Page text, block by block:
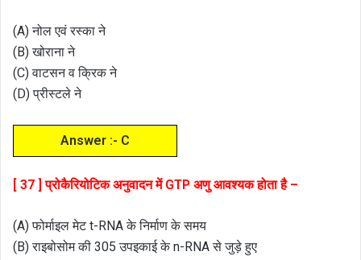
(A) नोल एवं रस्का ने
(B) खोराना ने
(C) वाटसन व क्रिक ने
(D) प्रीस्टले ने
Answer :- C
[ 37 ] प्रोकैरियोटिक अनुवादन में GTP अणु आवश्यक होता है –
(A) फोर्माइल मेट t-RNA के निर्माण के समय
(B) राइबोसोम की 305 उपइकाई के n-RNA से जुड़े हुए